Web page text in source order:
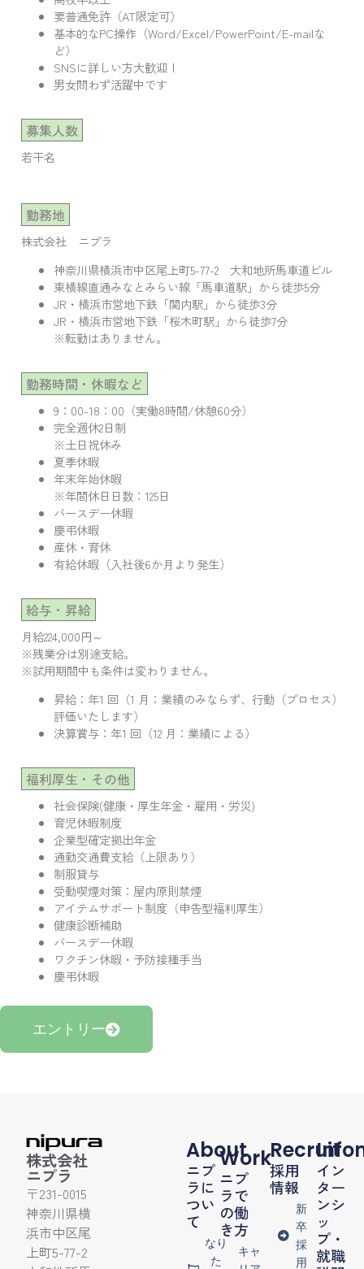
要普通免許（AT限定可）
基本的なPC操作（Word/Excel/PowerPoint/E-mailな
ど）
SNSに詳しい方大歓迎！
男女問わず活躍中です
募集人数
若干名
勤務地
株式会社 ニプラ
神奈川県横浜市中区尾上町5-77-2 大和地所馬車道ビル
東横線直通みなとみらい線「馬車道駅」から徒歩5分
JR・横浜市営地下鉄「関内駅」から徒歩3分
JR・横浜市営地下鉄「桜木町駅」から徒歩7分
※転勤はありません。
勤務時間・休暇など
9：00-18：00（実働8時間/休憩60分）
完全週休2日制
※土日祝休み
夏季休暇
年末年始休暇
※年間休日日数：125日
バースデー休暇
慶弔休暇
産休・育休
有給休暇（入社後6か月より発生）
給与・昇給
月給224,000円～
※残業分は別途支給。
※試用期間中も条件は変わりません。
昇給：年1 回（1 月：業績のみならず、行動（プロセス）
評価いたします）
決算賞与：年1 回（12 月：業績による）
福利厚生・その他
社会保険(健康・厚生年金・雇用・労災)
育児休暇制度
企業型確定拠出年金
通勤交通費支給（上限あり）
制服貸与
受動喫煙対策：屋内原則禁煙
アイテムサポート制度（申告型福利厚生）
健康診断補助
バースデー休暇
ワクチン休暇・予防接種手当
慶弔休暇
エントリー
株式会社
ニプラ
〒231-0015
神奈川県横
浜市中区尾
上町5-77-2
About
ニプ
ラに
つい
て
なり
た
Work
ニプ
ラで
の働
き方
キャ
Recruit
採用
情報
新
卒
採
用
イン
ター
ンシ
ッ
プ・
就職